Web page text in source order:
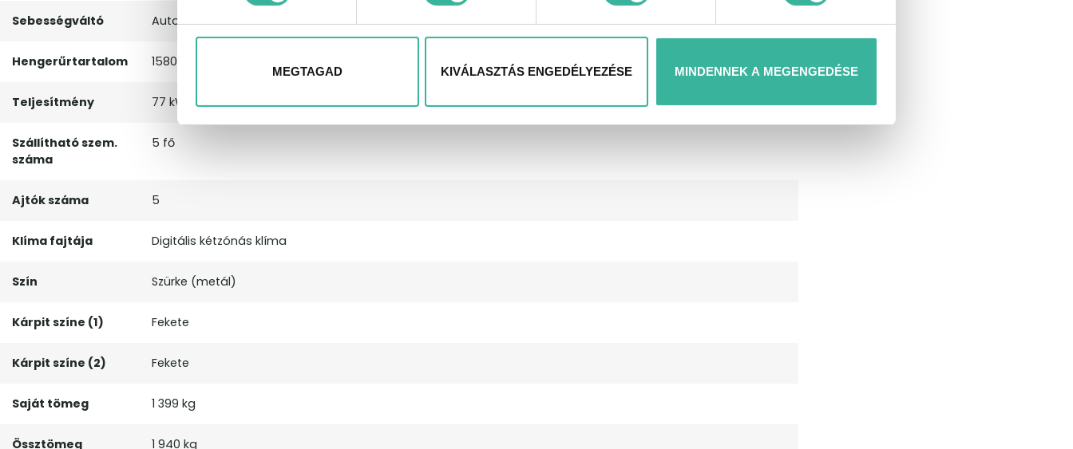
MEGTAGAD KIVÁLASZTÁS ENGEDÉLYEZÉSE MINDENNEK A MEGENGEDÉSE
Sebességváltó Automata (6 fokozatú) sebességváltó
Hengerűrtartalom 1580 cm³
Teljesítmény 77 kW, 105 LE
Szállítható szem.
száma
5 fő
Ajtók száma 5
Klíma fajtája Digitális kétzónás klíma
Szín Szürke (metál)
Kárpit színe (1) Fekete
Kárpit színe (2) Fekete
Saját tömeg 1 399 kg
Össztömeg 1 940 kg